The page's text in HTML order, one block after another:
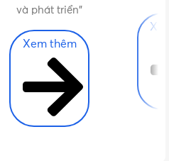
và phát triển"
Xem thêm